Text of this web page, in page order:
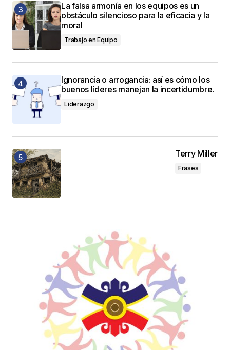
La falsa armonía en los equipos es un
obstáculo silencioso para la eficacia y la
moral
Trabajo en Equipo
Ignorancia o arrogancia: así es cómo los
buenos líderes manejan la incertidumbre.
Liderazgo
Terry Miller
Frases